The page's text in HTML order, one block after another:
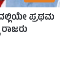
ಪ್ರಥಮ